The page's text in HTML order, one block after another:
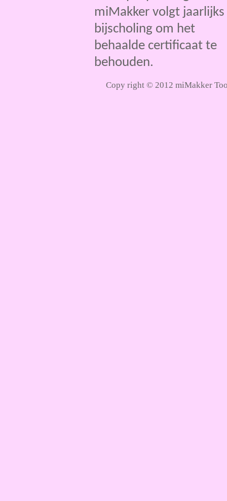
miMakker volgt jaarlijks
bijscholing om het
behaalde certificaat te
behouden.
Copy right © 2012 miMakker